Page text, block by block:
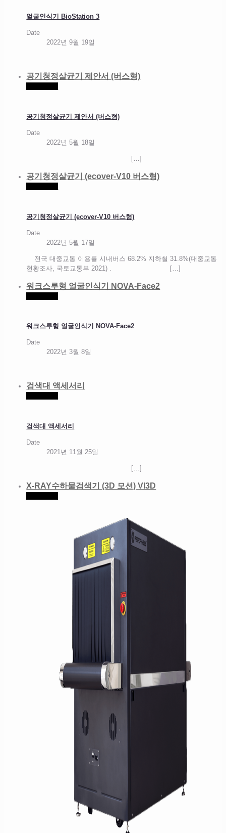
얼굴인식기 BioStation 3
Date
2022년 9월 19일
공기청정살균기 제안서 (버스형)
공기청정살균기 제안서 (버스형)
Date
2022년 5월 18일
[…]
공기청정살균기 (ecover-V10 버스형)
공기청정살균기 (ecover-V10 버스형)
Date
2022년 5월 17일
전국 대중교통 이용률 시내버스 68.2% 지하철 31.8%(대중교통
현황조사, 국토교통부 2021) .
[…]
워크스루형 얼굴인식기 NOVA-Face2
워크스루형 얼굴인식기 NOVA-Face2
Date
2022년 3월 8일
검색대 액세서리
검색대 액세서리
Date
2021년 11월 25일
[…]
X-RAY수하물검색기 (3D 모션) VI3D